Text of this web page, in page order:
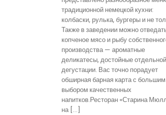
традиционной немецкой кухни:
колбаски, рулька, бургеры и не
Также в заведении можно
копченое мясо и рыбу
производства — ароматные
деликатесы, достойные отдельной
дегустации. Вас точно порадует
обширная барная карта с большим
выбором качественных
напитков.Ресторан «Старина
на […]